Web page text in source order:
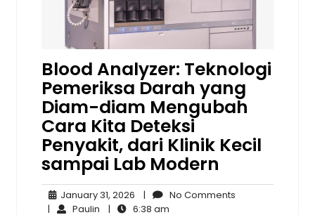
Blood Analyzer: Teknologi
Pemeriksa Darah yang
Diam-diam Mengubah
Cara Kita Deteksi
Penyakit, dari Klinik Kecil
sampai Lab Modern
January 31, 2026 January
31,
| No Comments
| Paulin Paulin
| 6:38 am